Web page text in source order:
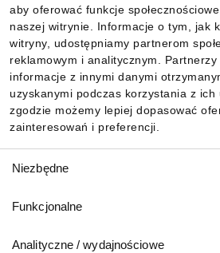
aby oferować funkcje
naszej witrynie. Informacje o tym, jak
witryny, udostępniamy partnerom
reklamowym i analitycznym. Partnerzy
informacje z innymi danymi
uzyskanymi podczas korzystania z ich
zgodzie możemy lepiej dopasować
zainteresowań i preferencji.
zgody
Niezbędne
Funkcjonalne
Analityczne / wydajnościowe
Informacje
Pobierz naszą aplikację